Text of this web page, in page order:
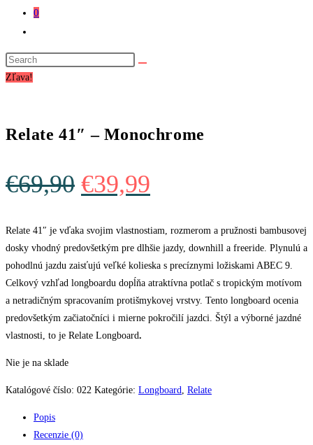
0
search
Zľava!
Relate 41″ – Monochrome
€69,90 Original
was:
€69,90.
€39,99
is:
€39,99.
Relate 41″ je vďaka svojim vlastnostiam, rozmerom a pružnosti bambusovej
dosky vhodný predovšetkým pre dlhšie jazdy, downhill a freeride. Plynulú a
pohodlnú jazdu zaisťujú veľké kolieska s precíznymi ložiskami ABEC 9.
Celkový vzhľad longboardu dopĺňa atraktívna potlač s tropickým motívom
a netradičným spracovaním protišmykovej vrstvy. Tento longboard ocenia
predovšetkým začiatočníci i mierne pokročilí jazdci. Štýl a výborné jazdné
vlastnosti, to je Relate Longboard.
Nie je na sklade
Katalógové číslo: 022 Kategórie: Longboard, Relate
Popis
Recenzie (0)